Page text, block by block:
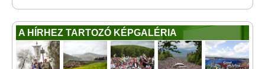
A HÍRHEZ TARTOZÓ KÉPGALÉRIA